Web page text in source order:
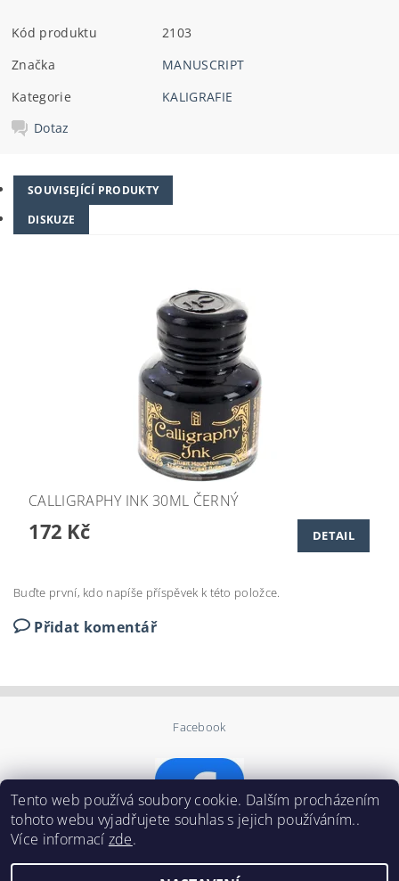
Kód produktu
2103
Značka
MANUSCRIPT
Kategorie
KALIGRAFIE
Dotaz
SOUVISEJÍCÍ PRODUKTY
DISKUZE
CALLIGRAPHY INK 30ML ČERNÝ
172 Kč DETAIL
Buďte první, kdo napíše příspěvek k této položce.
Přidat komentář
Facebook
Tento web používá soubory cookie. Dalším procházením
tohoto webu vyjadřujete souhlas s jejich používáním..
Více informací zde.